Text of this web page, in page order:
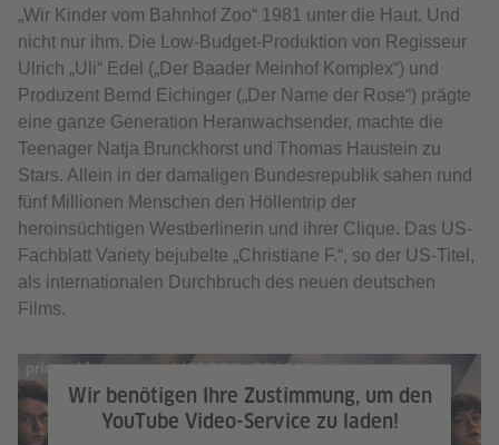
„Wir Kinder vom Bahnhof Zoo“ 1981 unter die Haut. Und
nicht nur ihm. Die Low-Budget-Produktion von Regisseur
Ulrich „Uli“ Edel („Der Baader Meinhof Komplex“) und
Produzent Bernd Eichinger („Der Name der Rose“) prägte
eine ganze Generation Heranwachsender, machte die
Teenager Natja Brunckhorst und Thomas Haustein zu
Stars. Allein in der damaligen Bundesrepublik sahen rund
fünf Millionen Menschen den Höllentrip der
heroinsüchtigen Westberlinerin und ihrer Clique. Das US-
Fachblatt Variety bejubelte „Christiane F.“, so der US-Titel,
als internationalen Durchbruch des neuen deutschen
Films.
Wir benötigen Ihre Zustimmung, um den
YouTube Video-Service zu laden!